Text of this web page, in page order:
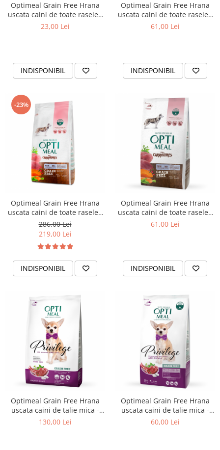
Optimeal Grain Free Hrana
uscata caini de toate rasele -
Curcan si legume, 650g
23,00 Lei
INDISPONIBIL
Optimeal Grain Free Hrana
uscata caini de toate rasele -
Curcan si legume, 1,5kg
61,00 Lei
INDISPONIBIL
-23%
Optimeal Grain Free Hrana
uscata caini de toate rasele -
Rata si legume, 10kg
286,00 Lei
219,00 Lei
INDISPONIBIL
Optimeal Grain Free Hrana
uscata caini de toate rasele -
Rata si legume, 1,5 kg
61,00 Lei
INDISPONIBIL
Optimeal Grain Free Hrana
uscata caini de talie mica -
continut ridicat de miel, 4kg
130,00 Lei
Optimeal Grain Free Hrana
uscata caini de talie mica -
continut ridicat de miel 1,5 kg
60,00 Lei